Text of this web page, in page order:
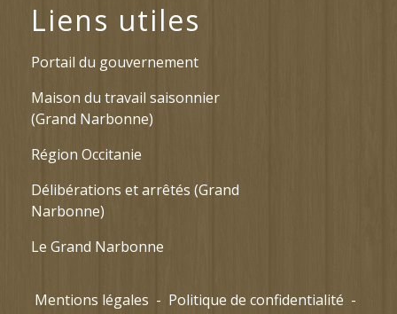
Liens utiles
Portail du gouvernement
Maison du travail saisonnier
(Grand Narbonne)
Région Occitanie
Délibérations et arrêtés (Grand
Narbonne)
Le Grand Narbonne
Mentions légales - Politique de confidentialité -